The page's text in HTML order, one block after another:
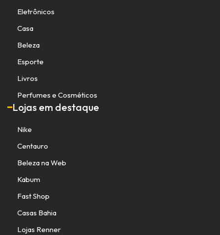
Eletrônicos
Casa
Beleza
Esporte
Livros
Perfumes e Cosméticos
Lojas em destaque
Nike
Centauro
Beleza na Web
Kabum
Fast Shop
Casas Bahia
Lojas Renner